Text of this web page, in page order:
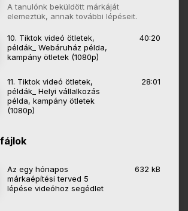
A tanulónk beküldött márkáját
elemeztük, annak további lépéseit.
10. Tiktok videó ötletek,
példák_ Webáruház példa,
kampány ötletek (1080p)
40:20
11. Tiktok videó ötletek,
példák_ Helyi vállalkozás
példa, kampány ötletek
(1080p)
28:01
Az egy hónapos
márkaépítési terved 5
lépése videóhoz segédlet
632 kB